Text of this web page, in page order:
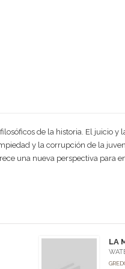
de la historia. El juicio
y la corrupción de la
una nueva perspectiva para
LA